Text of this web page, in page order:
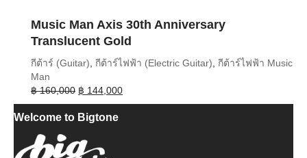
Music Man Axis 30th Anniversary
Translucent Gold
กีต้าร์ (Guitar) กีต้าร์ไฟฟ้า (Electric Guitar) กีต้าร์ไฟฟ้า Music
Man
฿160,000 Original
price
was:
฿ 144,000Current
price
Welcome to Bigtone